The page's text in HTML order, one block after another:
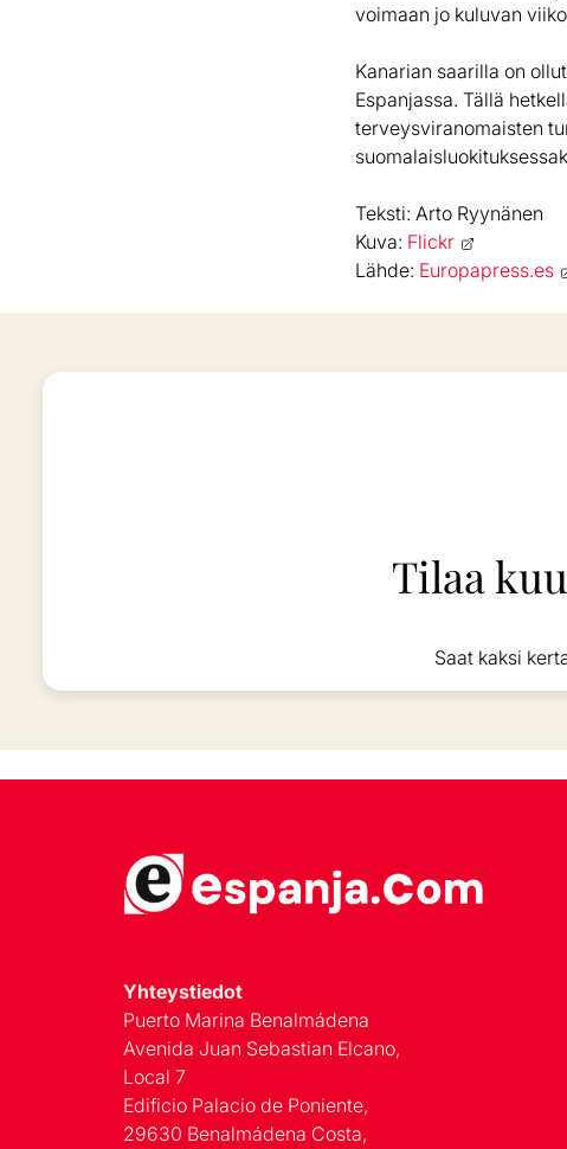
voimaan jo kuluvan
Kanarian saarilla on
Espanjassa. Tällä
terveysviranomaisten
Teksti: Arto Ryynänen
Kuva: Flickr
Lähde: Europapress.es
Tilaa
Saat kaksi
Yhteystiedot
Puerto Marina Benalmádena
Avenida Juan Sebastian Elcano,
Local 7
Edificio Palacio de Poniente,
29630 Benalmádena Costa,